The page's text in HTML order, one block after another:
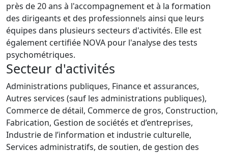
près de 20 ans à l'accompagnement et à la formation
des dirigeants et des professionnels ainsi que leurs
équipes dans plusieurs secteurs d'activités. Elle est
également certifiée NOVA pour l'analyse des tests
psychométriques.
Secteur d'activités
Administrations publiques, Finance et assurances,
Autres services (sauf les administrations publiques),
Commerce de détail, Commerce de gros, Construction,
Fabrication, Gestion de sociétés et d’entreprises,
Industrie de l’information et industrie culturelle,
Services administratifs, de soutien, de gestion des